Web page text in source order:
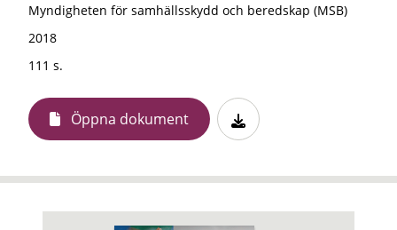
Myndigheten för samhällsskydd och beredskap (MSB)
2018
111 s.
Öppna dokument